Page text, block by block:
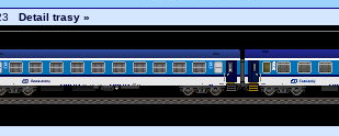
Detail trasy »